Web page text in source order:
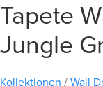
Tapete
Jungle
Kollektionen / Wall